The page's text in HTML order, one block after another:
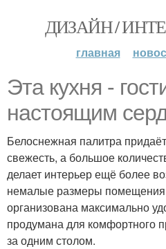
ДИЗАЙН /
главная
Эта кухня -
настоящим
Белоснежная палитра
свежесть, а большое
делает интерьер ещё более
немалые размеры
организована максимально
продумана для комфортного
за одним столом.